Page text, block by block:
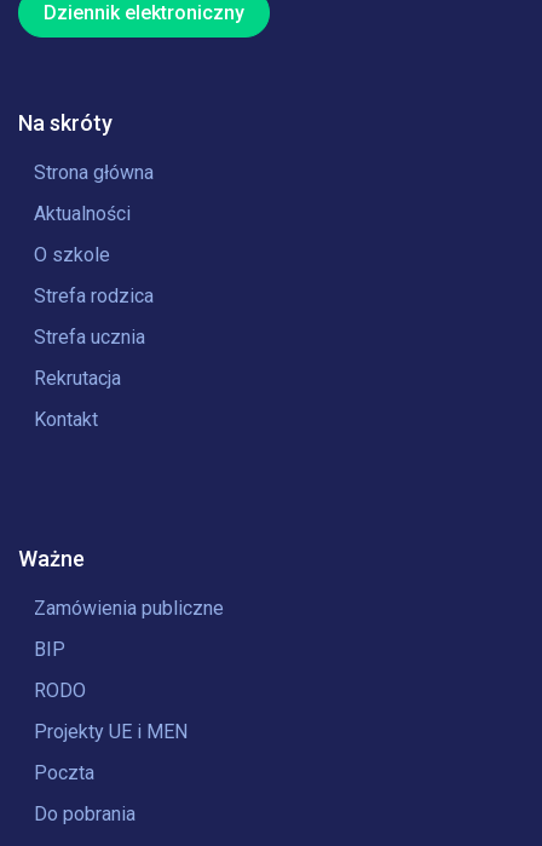
Dziennik elektroniczny
Na skróty
Strona główna
Aktualności
O szkole
Strefa rodzica
Strefa ucznia
Rekrutacja
Kontakt
Ważne
Zamówienia publiczne
BIP
RODO
Projekty UE i MEN
Poczta
Do pobrania